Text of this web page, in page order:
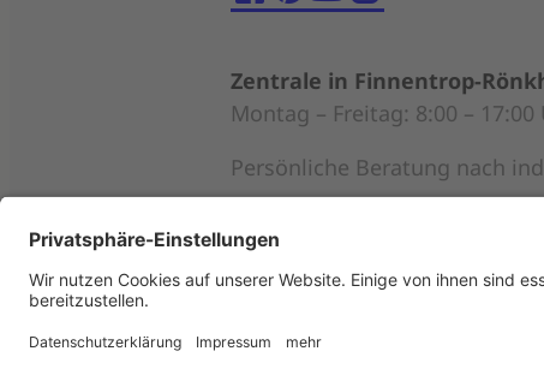
Zentrale in Finnentrop-
Montag – Freitag: 8:00 – 17:00
Persönliche Beratung nach
Mittwoch – Sonntag: 11:00 –